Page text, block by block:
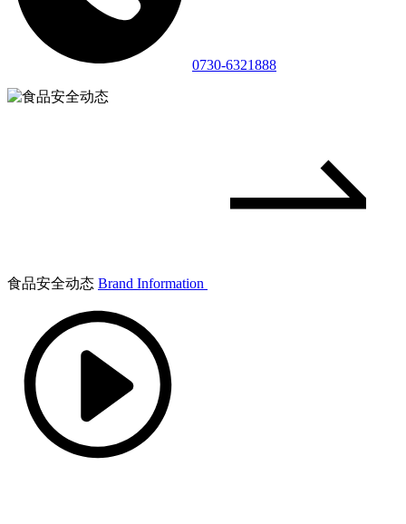
0730-6321888
食品安全动态 Brand Information